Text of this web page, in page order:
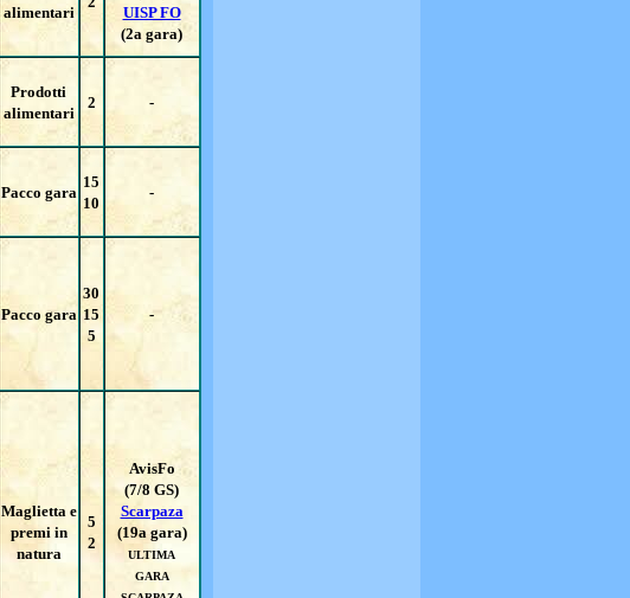
alimentari
UISP FO
(2a gara)
Prodotti
alimentari
2 -
Pacco gara
15
10
-
Pacco gara
30
15
5
-
Maglietta e
premi in
natura
5
2
AvisFo
(7/8 GS)
Scarpaza
(19a gara)
ULTIMA
GARA